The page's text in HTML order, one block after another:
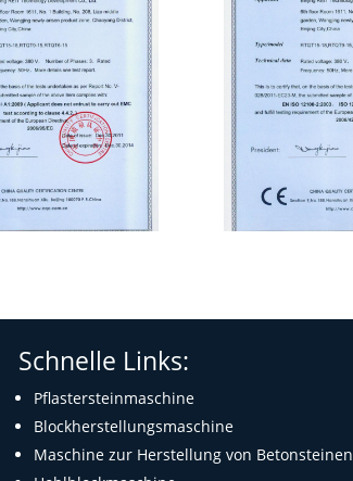
Schnelle Links:
Pflastersteinmaschine
Blockherstellungsmaschine
Maschine zur Herstellung von Betonsteinen